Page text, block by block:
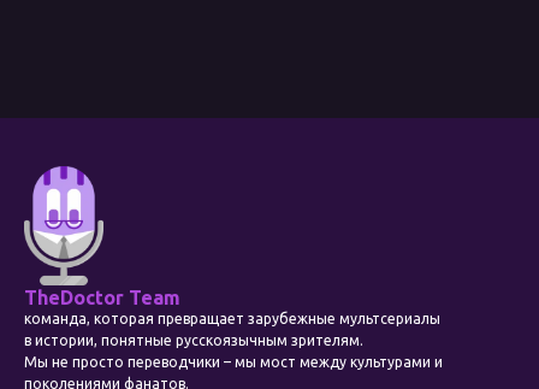
TheDoctor Team
команда, которая превращает зарубежные мультсериалы
в истории, понятные русскоязычным зрителям.
Мы не просто переводчики – мы мост между культурами и
поколениями фанатов.